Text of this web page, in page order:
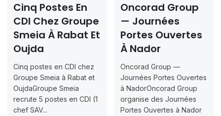
Cinq Postes En
CDI Chez Groupe
Smeia À Rabat Et
Oujda
Cinq postes en CDI chez
Groupe Smeia à Rabat et
OujdaGroupe Smeia
recrute 5 postes en CDI (1
chef SAV...
Oncorad Group
— Journées
Portes Ouvertes
À Nador
Oncorad Group —
Journées Portes Ouvertes
à NadorOncorad Group
organise des Journées
Portes Ouvertes à Nador